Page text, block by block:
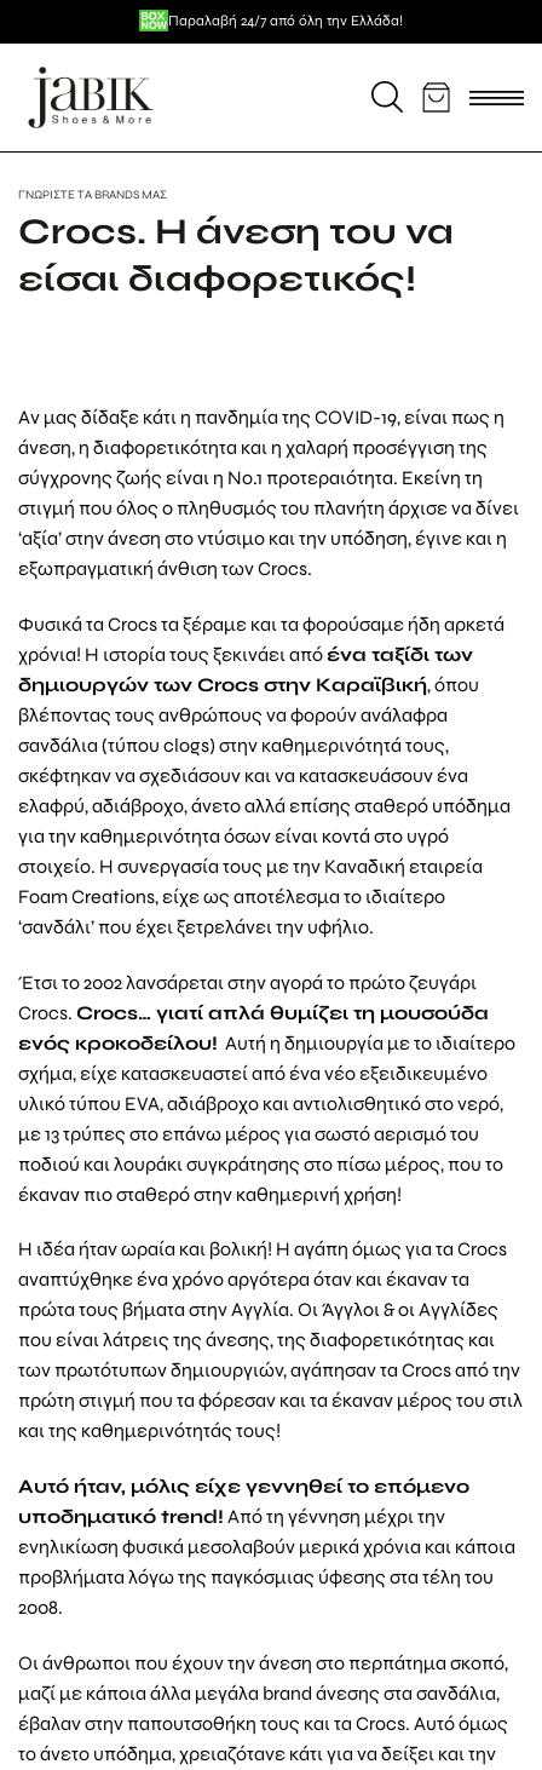
στο
περιεχόμενο
Παραλαβή 24/7 από όλη την Ελλάδα!
Πλήρωσε ευέλικτα με σε 3 άτοκες δόσεις!
Επιπλέον -5% για πληρωμή με κάρτα / κατάθεση
Δωρεάν μεταφορικά για αγορές άνω των 59€
ΓΝΩΡΊΣΤΕ ΤΑ BRANDS ΜΑΣ
Crocs. Η άνεση του να
είσαι διαφορετικός!
Αν μας δίδαξε κάτι η πανδημία της COVID-19, είναι πως η
άνεση, η διαφορετικότητα και η χαλαρή προσέγγιση της
σύγχρονης ζωής είναι η Νο.1 προτεραιότητα. Εκείνη τη
στιγμή που όλος ο πληθυσμός του πλανήτη άρχισε να δίνει
‘αξία’ στην άνεση στο ντύσιμο και την υπόδηση, έγινε και η
εξωπραγματική άνθιση των Crocs.
Φυσικά τα Crocs τα ξέραμε και τα φορούσαμε ήδη αρκετά
χρόνια! Η ιστορία τους ξεκινάει απόένα ταξίδι των
δημιουργών των Crocs στην Καραϊβική, όπου
βλέποντας τους ανθρώπους να φορούν ανάλαφρα
σανδάλια (τύπου clogs) στην καθημερινότητά τους,
σκέφτηκαν να σχεδιάσουν και να κατασκευάσουν ένα
ελαφρύ, αδιάβροχο, άνετο αλλά επίσης σταθερό υπόδημα
για την καθημερινότητα όσων είναι κοντά στο υγρό
στοιχείο. Η συνεργασία τους με την Καναδική εταιρεία
Foam Creations, είχε ως αποτέλεσμα το ιδιαίτερο
‘σανδάλι’ που έχει ξετρελάνει την υφήλιο.
Έτσι το 2002 λανσάρεται στην αγορά το πρώτο ζευγάρι
Crocs. Crocs… γιατί απλά θυμίζει τη μουσούδα
ενός κροκοδείλου! Αυτή η δημιουργία με το ιδιαίτερο
σχήμα, είχε κατασκευαστεί από ένα νέο εξειδικευμένο
υλικό τύπου EVA, αδιάβροχο και αντιολισθητικό στο νερό,
με 13 τρύπες στο επάνω μέρος για σωστό αερισμό του
ποδιού και λουράκι συγκράτησης στο πίσω μέρος, που το
έκαναν πιο σταθερό στην καθημερινή χρήση!
Η ιδέα ήταν ωραία και βολική! Η αγάπη όμως για τα Crocs
αναπτύχθηκε ένα χρόνο αργότερα όταν και έκαναν τα
πρώτα τους βήματα στην Αγγλία. Οι Άγγλοι & οι Αγγλίδες
που είναι λάτρεις της άνεσης, της διαφορετικότητας και
των πρωτότυπων δημιουργιών, αγάπησαν τα Crocs από την
πρώτη στιγμή που τα φόρεσαν και τα έκαναν μέρος του στιλ
και της καθημερινότητάς τους!
Αυτό ήταν, μόλις είχε γεννηθεί το επόμενο
υποδηματικό trend! Από τη γέννηση μέχρι την
ενηλικίωση φυσικά μεσολαβούν μερικά χρόνια και κάποια
προβλήματα λόγω της παγκόσμιας ύφεσης στα τέλη του
2008.
Οι άνθρωποι που έχουν την άνεση στο περπάτημα σκοπό,
μαζί με κάποια άλλα μεγάλα brand άνεσης στα σανδάλια,
έβαλαν στην παπουτσοθήκη τους και τα Crocs. Αυτό όμως
το άνετο υπόδημα, χρειαζότανε κάτι για να δείξει και την